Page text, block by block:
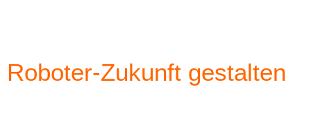
Roboter-Zukunft gestalten